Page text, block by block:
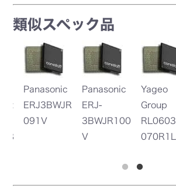
類似スペック品
Yageo
Group
RL0603JR-
Panasonic
ERJ-
L03KJ10CV